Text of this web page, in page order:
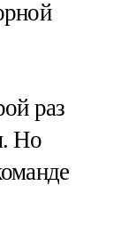
раз
Но